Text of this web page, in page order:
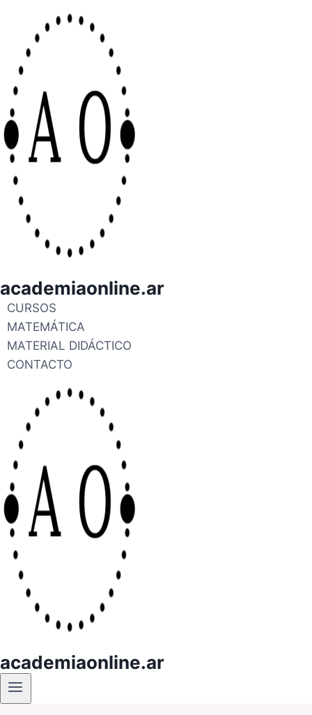
academiaonline.ar
CURSOS
MATEMÁTICA
MATERIAL DIDÁCTICO
CONTACTO
academiaonline.ar